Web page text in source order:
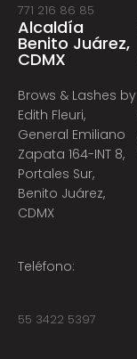
771 216 86 85
Alcaldía
Benito Juárez,
CDMX
Brows & Lashes by
Edith Fleuri,
General Emiliano
Zapata 164-INT 8,
Portales Sur,
Benito Juárez,
CDMX
Teléfono:
55 3422 5397